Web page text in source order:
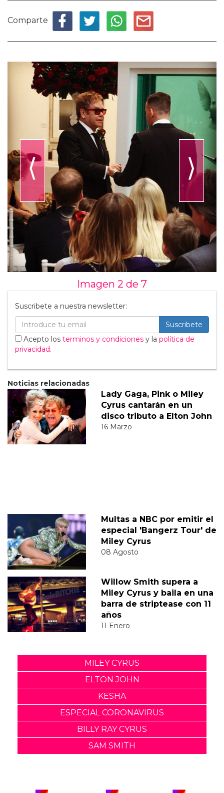
Comparte
⟨ ⟩
Imagen 2 de 7
Suscribete a nuestra newsletter:
Suscribete
Acepto los terminos y condiciones y la política de
privacidad.
Noticias relacionadas
Lady Gaga, Pink o Miley
Cyrus cantarán en un
disco tributo a Elton John
16 Marzo
Multas a NBC por emitir el
especial 'Bangerz Tour' de
Miley Cyrus
08 Agosto
Willow Smith supera a
Miley Cyrus y baila en una
barra de striptease con 11
años
11 Enero
MILEY CYRUS
ELTON JOHN
KESHA
ESPECIAL CORONAVIRUS
BILLY RAY CYRUS
SAM SMITH